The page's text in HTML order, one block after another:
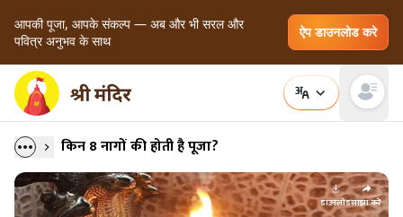
आपकी पूजा, आपके संकल्प — अब और भी सरल और
पवित्र अनुभव के साथ
ऐप डाउनलोड करे
Open
किन 8 नागों की होती है पूजा?
डाउनलोडसाझा करें